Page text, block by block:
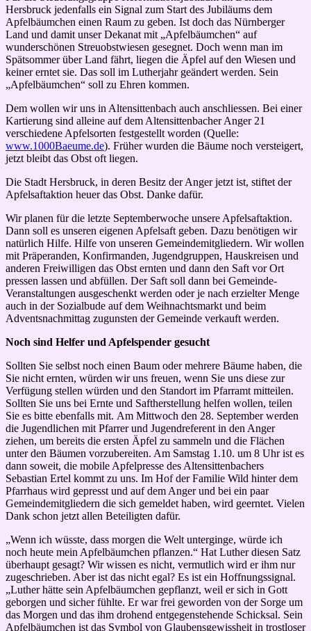
Hersbruck jedenfalls ein Signal zum Start des Jubiläums dem
Apfelbäumchen einen Raum zu geben. Ist doch das Nürnberger
Land und damit unser Dekanat mit „Apfelbäumchen“ auf
wunderschönen Streuobstwiesen gesegnet. Doch wenn man im
Spätsommer über Land fährt, liegen die Äpfel auf den Wiesen und
keiner erntet sie. Das soll im Lutherjahr geändert werden. Sein
„Apfelbäumchen“ soll zu Ehren kommen.
Dem wollen wir uns in Altensittenbach auch anschliessen. Bei einer
Kartierung sind alleine auf dem Altensittenbacher Anger 21
verschiedene Apfelsorten festgestellt worden (Quelle:
www.1000Baeume.de). Früher wurden die Bäume noch versteigert,
jetzt bleibt das Obst oft liegen.
Die Stadt Hersbruck, in deren Besitz der Anger jetzt ist, stiftet der
Apfelsaftaktion heuer das Obst. Danke dafür.
Wir planen für die letzte Septemberwoche unsere Apfelsaftaktion.
Dann soll es unseren eigenen Apfelsaft geben. Dazu benötigen wir
natürlich Hilfe. Hilfe von unseren Gemeindemitgliedern. Wir wollen
mit Präperanden, Konfirmanden, Jugendgruppen, Hauskreisen und
anderen Freiwilligen das Obst ernten und dann den Saft vor Ort
pressen lassen und abfüllen. Der Saft soll dann bei Gemeinde-
Veranstaltungen ausgeschenkt werden oder je nach erzielter Menge
auch in der Sozialbude auf dem Weihnachtsmarkt und beim
Adventsnachmittag zugunsten der Gemeinde verkauft werden.
Noch sind Helfer und Apfelspender gesucht
Sollten Sie selbst noch einen Baum oder mehrere Bäume haben, die
Sie nicht ernten, würden wir uns freuen, wenn Sie uns diese zur
Verfügung stellen würden und den Standort im Pfarramt mitteilen.
Sollten Sie uns bei Ernte und Saftherstellung helfen wollen, teilen
Sie es bitte ebenfalls mit. Am Mittwoch den 28. September werden
die Jugendlichen mit Pfarrer und Jugendreferent in den Anger
ziehen, um bereits die ersten Äpfel zu sammeln und die Flächen
unter den Bäumen vorzubereiten. Am Samstag 1.10. um 8 Uhr ist es
dann soweit, die mobile Apfelpresse des Altensittenbachers
Sebastian Ertel kommt zu uns. Im Hof der Familie Wild hinter dem
Pfarrhaus wird gepresst und auf dem Anger und bei ein paar
Gemeindemitgliedern die sich gemeldet haben, wird geerntet. Vielen
Dank schon jetzt allen Beteiligten dafür.
„Wenn ich wüsste, dass morgen die Welt unterginge, würde ich
noch heute mein Apfelbäumchen pflanzen.“ Hat Luther diesen Satz
überhaupt gesagt? Wir wissen es nicht, vermutlich wird er ihm nur
zugeschrieben. Aber ist das nicht egal? Es ist ein Hoffnungssignal.
„Luther hätte sein Apfelbäumchen gepflanzt, weil er sich in Gott
geborgen und sicher fühlte. Er war frei geworden von der Sorge um
das Morgen und das ihm drohend entgegenstehende Schicksal. Sein
Apfelbäumchen ist das Symbol von Glaubensgewissheit in trostloser